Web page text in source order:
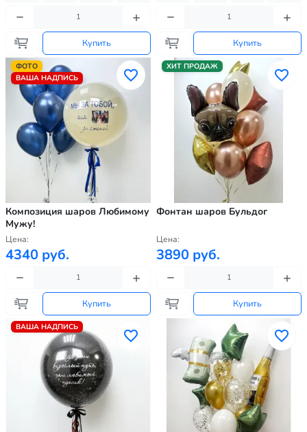
Купить Купить
ФОТО
ВАША НАДПИСЬ
Композиция шаров Любимому
Мужу!
Цена:
4340 руб.
Купить
ХИТ ПРОДАЖ
Фонтан шаров Бульдог
Цена:
3890 руб.
Купить
ВАША НАДПИСЬ